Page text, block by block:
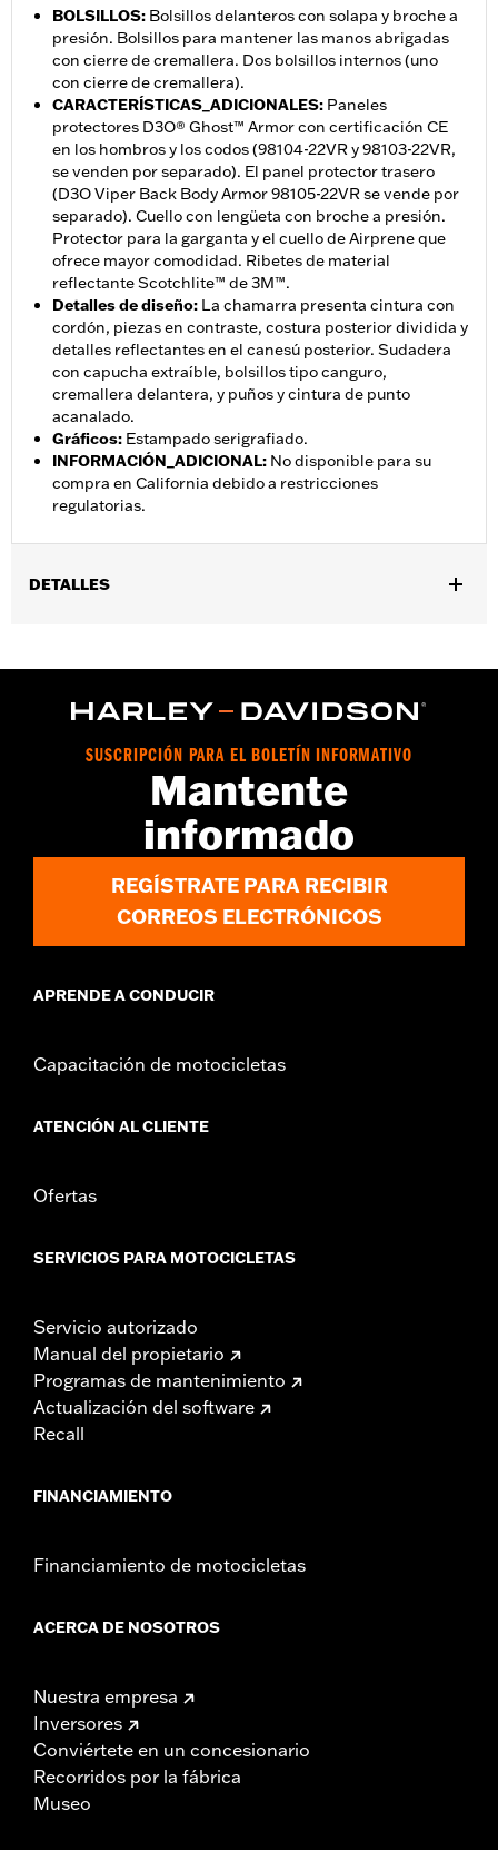
BOLSILLOS: Bolsillos delanteros con solapa y broche a
presión. Bolsillos para mantener las manos abrigadas
con cierre de cremallera. Dos bolsillos internos (uno
con cierre de cremallera).
CARACTERÍSTICAS_ADICIONALES: Paneles
protectores D3O® Ghost™ Armor con certificación CE
en los hombros y los codos (98104-22VR y 98103-22VR,
se venden por separado). El panel protector trasero
(D3O Viper Back Body Armor 98105-22VR se vende por
separado). Cuello con lengüeta con broche a presión.
Protector para la garganta y el cuello de Airprene que
ofrece mayor comodidad. Ribetes de material
reflectante Scotchlite™ de 3M™.
Detalles de diseño: La chamarra presenta cintura con
cordón, piezas en contraste, costura posterior dividida y
detalles reflectantes en el canesú posterior. Sudadera
con capucha extraíble, bolsillos tipo canguro,
cremallera delantera, y puños y cintura de punto
acanalado.
Gráficos: Estampado serigrafiado.
INFORMACIÓN_ADICIONAL: No disponible para su
compra en California debido a restricciones
regulatorias.
DETALLES
Características funcionales:Con capucha,Impermeable,
Cremallera frontal bidireccional,Bolsillos ,Paneles protectores
Reflectante
1 año de garantía limitada – Consulta
para obtener más información
Estilo de chamarra:3-in-1
Origen:Importado
SUSCRIPCIÓN PARA EL BOLETÍN INFORMATIVO
Mantente
informado
REGÍSTRATE PARA RECIBIR
CORREOS ELECTRÓNICOS
APRENDE A CONDUCIR
Capacitación de motocicletas
ATENCIÓN AL CLIENTE
Ofertas
SERVICIOS PARA MOTOCICLETAS
Servicio autorizado
Manual del propietario
Programas de mantenimiento
Actualización del software
Recall
FINANCIAMIENTO
Financiamiento de motocicletas
ACERCA DE NOSOTROS
Nuestra empresa
Inversores
Conviértete en un concesionario
Recorridos por la fábrica
Museo